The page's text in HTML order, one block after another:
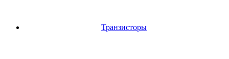
Транзисторы